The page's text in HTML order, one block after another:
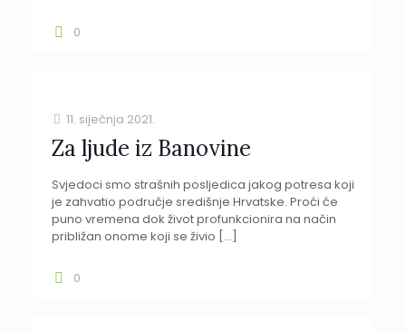
0
11. siječnja 2021.
Za ljude iz Banovine
Svjedoci smo strašnih posljedica jakog potresa koji
je zahvatio područje središnje Hrvatske. Proći će
puno vremena dok život profunkcionira na način
približan onome koji se živio […]
0